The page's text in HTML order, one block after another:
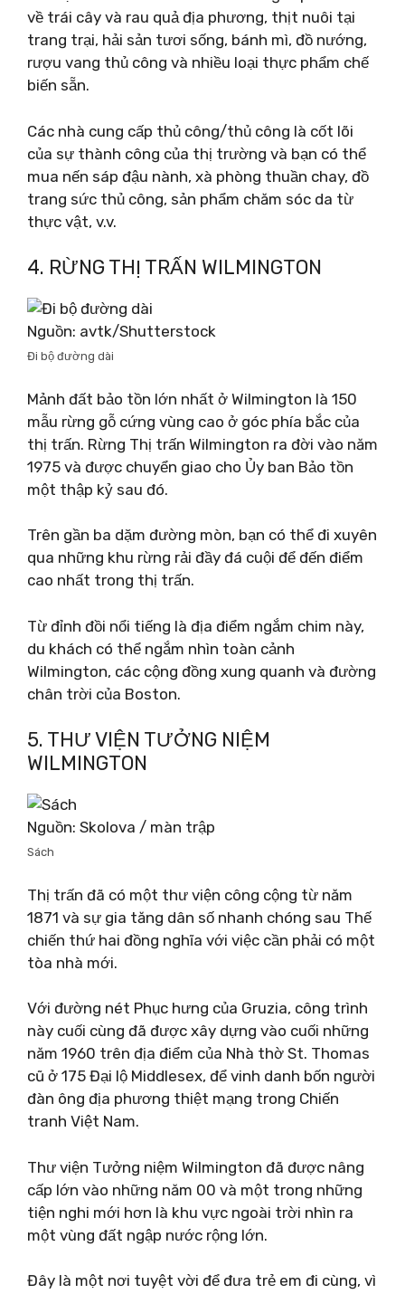
về trái cây và rau quả địa phương, thịt nuôi tại
trang trại, hải sản tươi sống, bánh mì, đồ nướng,
rượu vang thủ công và nhiều loại thực phẩm chế
biến sẵn.
Các nhà cung cấp thủ công/thủ công là cốt lõi
của sự thành công của thị trường và bạn có thể
mua nến sáp đậu nành, xà phòng thuần chay, đồ
trang sức thủ công, sản phẩm chăm sóc da từ
thực vật, v.v.
4. RỪNG THỊ TRẤN WILMINGTON
Nguồn: avtk/Shutterstock
Đi bộ đường dài
Mảnh đất bảo tồn lớn nhất ở Wilmington là 150
mẫu rừng gỗ cứng vùng cao ở góc phía bắc của
thị trấn. Rừng Thị trấn Wilmington ra đời vào năm
1975 và được chuyển giao cho Ủy ban Bảo tồn
một thập kỷ sau đó.
Trên gần ba dặm đường mòn, bạn có thể đi xuyên
qua những khu rừng rải đầy đá cuội để đến điểm
cao nhất trong thị trấn.
Từ đỉnh đồi nổi tiếng là địa điểm ngắm chim này,
du khách có thể ngắm nhìn toàn cảnh
Wilmington, các cộng đồng xung quanh và đường
chân trời của Boston.
5. THƯ VIỆN TƯỞNG NIỆM
WILMINGTON
Nguồn: Skolova / màn trập
Sách
Thị trấn đã có một thư viện công cộng từ năm
1871 và sự gia tăng dân số nhanh chóng sau Thế
chiến thứ hai đồng nghĩa với việc cần phải có một
tòa nhà mới.
Với đường nét Phục hưng của Gruzia, công trình
này cuối cùng đã được xây dựng vào cuối những
năm 1960 trên địa điểm của Nhà thờ St. Thomas
cũ ở 175 Đại lộ Middlesex, để vinh danh bốn người
đàn ông địa phương thiệt mạng trong Chiến
tranh Việt Nam.
Thư viện Tưởng niệm Wilmington đã được nâng
cấp lớn vào những năm 00 và một trong những
tiện nghi mới hơn là khu vực ngoài trời nhìn ra
một vùng đất ngập nước rộng lớn.
Đây là một nơi tuyệt vời để đưa trẻ em đi cùng, vì